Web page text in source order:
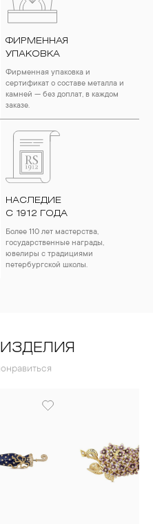
ФИРМЕННАЯ
УПАКОВКА
Фирменная упаковка и
сертификат о составе металла и
камней — без доплат, в каждом
заказе.
НАСЛЕДИЕ
С 1912 ГОДА
Более 110 лет мастерства,
государственные награды,
ювелиры с традициями
петербургской школы.